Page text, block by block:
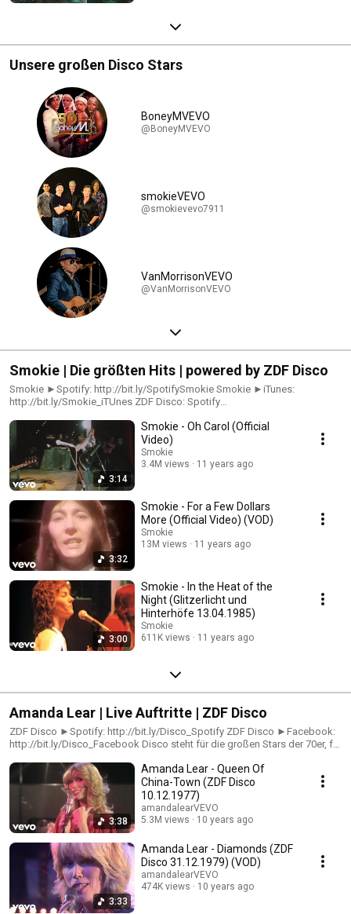
Unsere großen Disco Stars
BoneyMVEVO
@BoneyMVEVO
smokieVEVO
@smokievevo7911
VanMorrisonVEVO
@VanMorrisonVEVO
Smokie | Die größten Hits | powered by ZDF Disco
Smokie ►Spotify: http://bit.ly/SpotifySmokie Smokie ►iTunes:
http://bit.ly/Smokie_iTUnes ZDF Disco: Spotify
Disco steht für die großen Stars der 70er, für exzellenten Disco-Sound,
Top Chart Hits, explosive Glitterposen, einfühlsame Balladen und auch für
deutsche Kultschlager – und genau das findest du hier, inklusive
passender Playlists! Homepage ►http://bit.ly/Disco_Homepage
3:14
Smokie - Oh Carol (Official
Video)
Smokie
3.4M views
11 years ago
3:32
Smokie - For a Few Dollars
More (Official Video) (VOD)
Smokie
13M views
11 years ago
3:00
Smokie - In the Heat of the
Night (Glitzerlicht und
Hinterhöfe 13.04.1985)
Smokie
611K views
11 years ago
Amanda Lear | Live Auftritte | ZDF Disco
ZDF Disco ►Spotify: http://bit.ly/Disco_Spotify ZDF Disco ►Facebook:
http://bit.ly/Disco_Facebook Disco steht für die großen Stars der 70er, für
einfühlsame Balladen und auch für deutsche Kultschlager – und genau
das findest du hier, inklusive passender Playlists! Homepage
►http://bit.ly/Disco_Homepage
3:38
Amanda Lear - Queen Of
China-Town (ZDF Disco
10.12.1977)
amandalearVEVO
5.3M views
10 years ago
3:33
Amanda Lear - Diamonds (ZDF
Disco 31.12.1979) (VOD)
amandalearVEVO
474K views
10 years ago